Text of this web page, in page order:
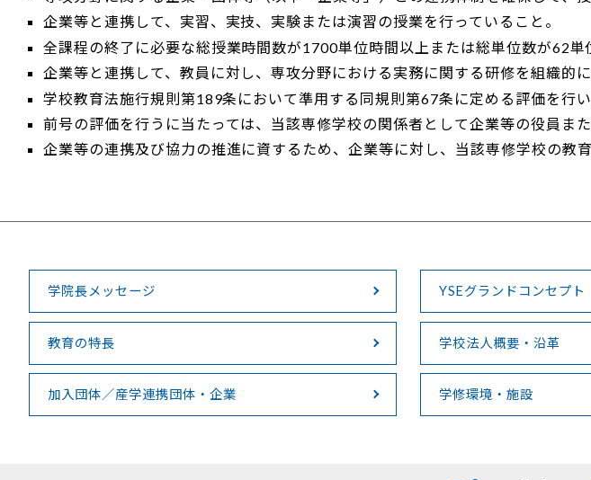
企業等と連携して、実習、実技、実験または演習の授業を行っていること。
全課程の終了に必要な総授業時間数が1700単位時間以上または総単位数が62単
企業等と連携して、教員に対し、専攻分野における実務に関する研修を組織的に
学校教育法施行規則第189条において準用する同規則第67条に定める評価を行
前号の評価を行うに当たっては、当該専修学校の関係者として企業等の役員ま
企業等の連携及び協力の推進に資するため、企業等に対し、当該専修学校の教
学院長メッセージ YSEグランドコンセプト
教育の特長 学校法人概要・沿革
加入団体／産学連携団体・企業 学修環境・施設